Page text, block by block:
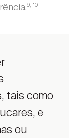
9, 10
tais como
e
ou